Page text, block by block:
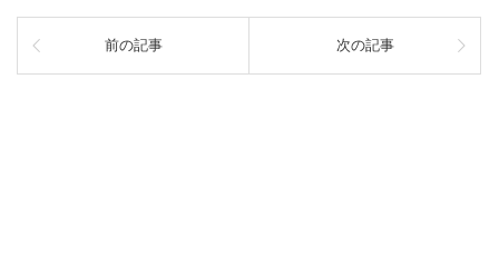
前の記事 次の記事